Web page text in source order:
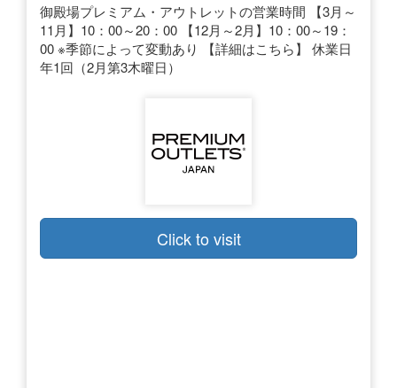
御殿場プレミアム・アウトレットの営業時間 【3月～
11月】10：00～20：00 【12月～2月】10：00～19：
00 ※季節によって変動あり 【詳細はこちら】 休業日
年1回（2月第3木曜日）
Click to visit